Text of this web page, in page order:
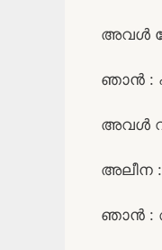
അവൾ
ഞാൻ :
അവൾ
അലീന
ഞാൻ :